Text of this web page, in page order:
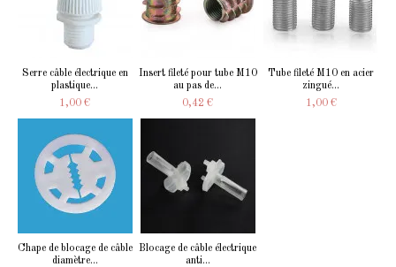
Serre câble électrique en
plastique...
1,00 €
Insert fileté pour tube M10
au pas de...
0,42 €
Tube fileté M10 en acier
zingué...
1,00 €
Chape de blocage de câble
diamètre...
Blocage de câble électrique
anti...